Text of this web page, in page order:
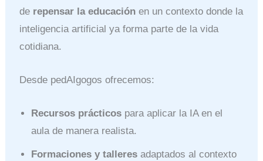
de repensar la educación en un contexto donde la
inteligencia artificial ya forma parte de la vida
cotidiana.
Desde pedAIgogos ofrecemos:
Recursos prácticos para aplicar la IA en el
aula de manera realista.
Formaciones y talleres adaptados al contexto